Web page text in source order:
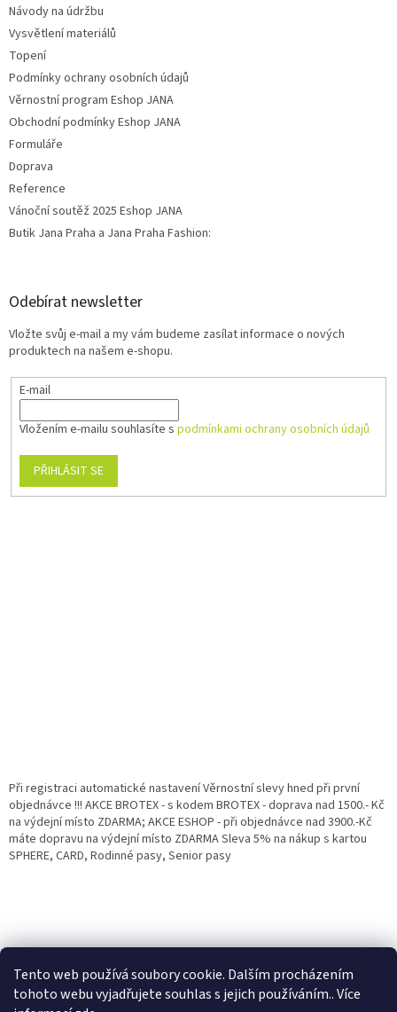
Tento web používá soubory cookie. Dalším procházením
tohoto webu vyjadřujete souhlas s jejich používáním.. Více
Návody na údržbu
Vysvětlení materiálů
Topení
Podmínky ochrany osobních údajů
Věrnostní program Eshop JANA
Obchodní podmínky Eshop JANA
Formuláře
Doprava
Reference
Vánoční soutěž 2025 Eshop JANA
Butik Jana Praha a Jana Praha Fashion:
Odebírat newsletter
Vložte svůj e-mail a my vám budeme zasílat informace o nových
produktech na našem e-shopu.
E-mail
Vložením e-mailu souhlasíte s podmínkami ochrany osobních údajů
PŘIHLÁSIT SE
Při registraci automatické nastavení Věrnostní slevy hned při první
objednávce !!! AKCE BROTEX - s kodem BROTEX - doprava nad 1500.- Kč
na výdejní místo ZDARMA; AKCE ESHOP - při objednávce nad 3900.-Kč
máte dopravu na výdejní místo ZDARMA Sleva 5% na nákup s kartou
SPHERE, CARD, Rodinné pasy, Senior pasy